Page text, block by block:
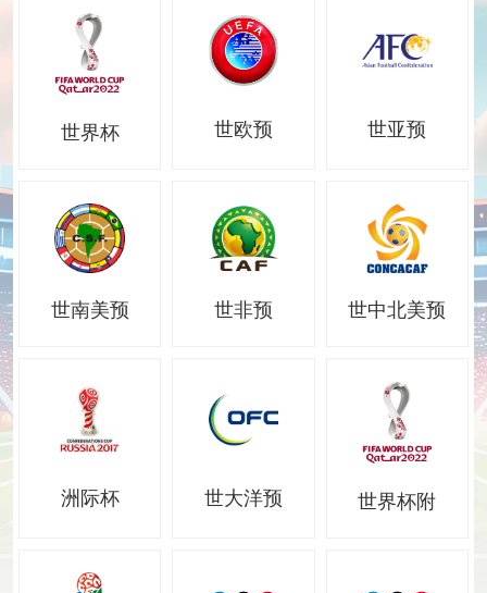
世界杯 世欧预 世亚预
世南美预 世非预 世中北美预
洲际杯 世大洋预 世界杯附